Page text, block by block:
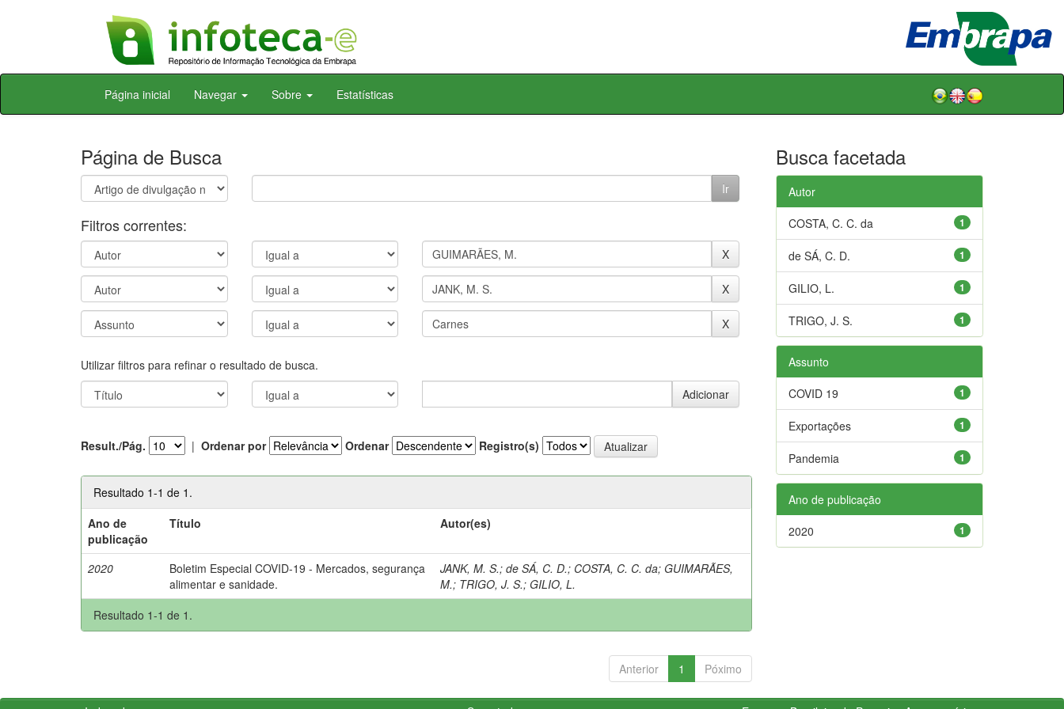
Skip
Página inicial Navegar Sobre Estatísticas
Página de Busca
Filtros correntes:
Utilizar filtros para refinar o resultado de busca.
Result./Pág. | Ordenar por Ordenar Registro(s)
Resultado 1-1 de 1.
Ano de
publicação
Título Autor(es)
2020
Boletim Especial COVID-19 - Mercados, segurança
alimentar e sanidade.
JANK, M. S.;de SÁ, C. D.; COSTA, C. C. da;GUIMARÃES,
M.; TRIGO, J. S.;GILIO, L.
Resultado 1-1 de 1.
Anterior 1 Póximo
Busca facetada
Autor
1
COSTA, C. C. da
1
de SÁ, C. D.
1
GILIO, L.
1
TRIGO, J. S.
Assunto
1
COVID 19
1
Exportações
1
Pandemia
Ano de publicação
1
2020